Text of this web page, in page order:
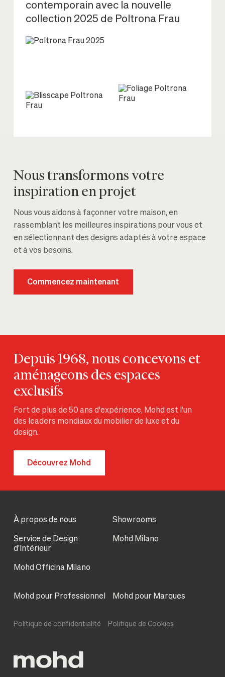
contemporain avec la nouvelle
collection 2025 de Poltrona Frau
Nous transformons votre
inspiration en projet
Nous vous aidons à façonner votre maison, en
rassemblant les meilleures inspirations pour vous et
en sélectionnant des designs adaptés à votre espace
et à vos besoins.
Commencez maintenant
Depuis 1968, nous concevons et
aménageons des espaces
exclusifs
Fort de plus de 50 ans d'expérience, Mohd est l'un
des leaders mondiaux du mobilier de luxe et du
design.
Découvrez Mohd
À propos de nous Showrooms
Service de Design
d’Intérieur
Mohd Milano
Mohd Officina Milano
Mohd pour Professionnel Mohd pour Marques
Politique de confidentialité Politique de Cookies